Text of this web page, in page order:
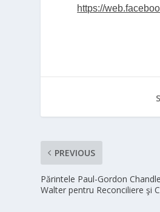
https://
PREVIOUS
Părintele Paul-Gordon
Walter pentru Reconciliere şi